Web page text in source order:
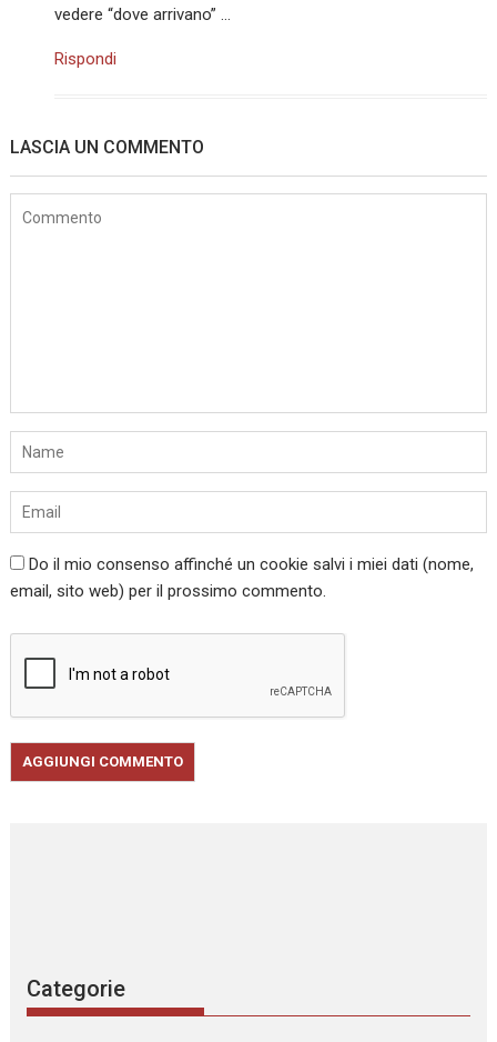
vedere “dove arrivano” …
Rispondi
LASCIA UN COMMENTO
Do il mio consenso affinché un cookie salvi i miei dati (nome,
email, sito web) per il prossimo commento.
Categorie